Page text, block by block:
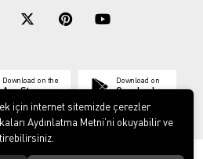
Download on the
App Store
Download on
Google play
için internet sitemizde çerezler
Aydınlatma Metni’ni okuyabilir ve